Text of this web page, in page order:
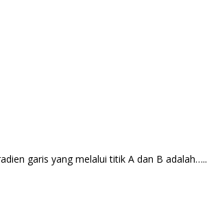
garis yang melalui titik A dan B adalah…..